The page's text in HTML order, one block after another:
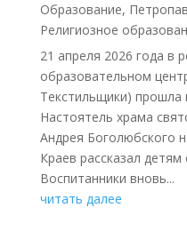
Образование,
Религиозное
21 апреля 2026 года в
образовательном
Текстильщики) прошла
Настоятель храма
Андрея Боголюбского
Краев рассказал детям
Воспитанники вновь...
читать далее